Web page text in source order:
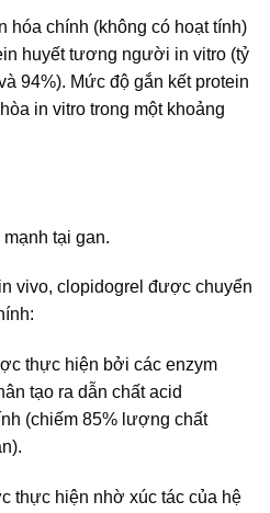
hóa chính (không có hoạt tính)
huyết tương người in vitro (tỷ
94%). Mức độ gắn kết protein
in vitro trong một khoảng
tại gan.
vivo, clopidogrel được chuyển
thực hiện bởi các enzym
tạo ra dẫn chất acid
(chiếm 85% lượng chất
thực hiện nhờ xúc tác của hệ